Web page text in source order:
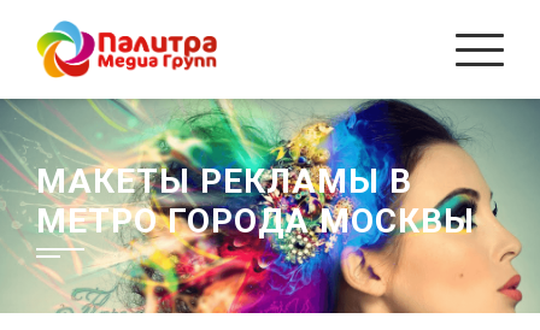
Перейти
содержанию
МАКЕТЫ РЕКЛАМЫ В
МЕТРО ГОРОДА МОСКВЫ